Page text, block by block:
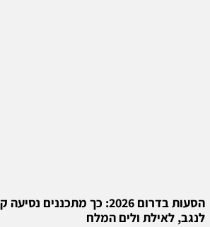
הסעות בדרום 2026: כך
לנגב, לאילת ולים המלח